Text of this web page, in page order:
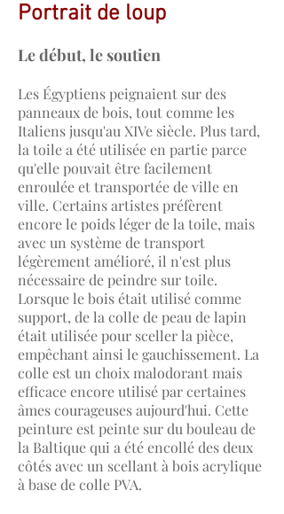
Portrait de loup
Le début, le soutien
Les Égyptiens peignaient sur des
panneaux de bois, tout comme les
Italiens jusqu'au XIVe siècle. Plus tard,
la toile a été utilisée en partie parce
qu'elle pouvait être facilement
enroulée et transportée de ville en
ville. Certains artistes préfèrent
encore le poids léger de la toile, mais
avec un système de transport
légèrement amélioré, il n'est plus
nécessaire de peindre sur toile.
Lorsque le bois était utilisé comme
support, de la colle de peau de lapin
était utilisée pour sceller la pièce,
empêchant ainsi le gauchissement. La
colle est un choix malodorant mais
efficace encore utilisé par certaines
âmes courageuses aujourd'hui. Cette
peinture est peinte sur du bouleau de
la Baltique qui a été encollé des deux
côtés avec un scellant à bois acrylique
à base de colle PVA.